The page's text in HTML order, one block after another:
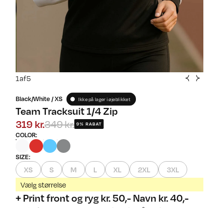
1af5
Black/White / XS Ikke på lager i øjeblikket
Team Tracksuit 1/4 Zip
319 kr.349 kr. 9% RABAT
COLOR:
SIZE:
XS S M L XL 2XL
3XL
Vælg størrelse
+ Print front og ryg kr. 50,- Navn kr. 40,-